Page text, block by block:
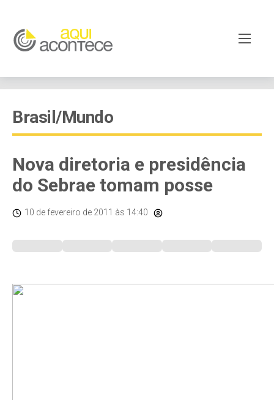
Brasil/Mundo
Nova diretoria e presidência
do Sebrae tomam posse
10 de fevereiro de 2011 às 14:40